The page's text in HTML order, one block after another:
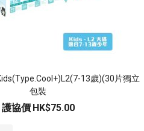
13歲)(30片獨立
包裝
護協價 HK$75.00